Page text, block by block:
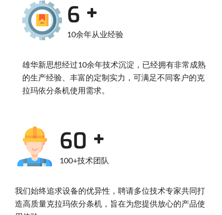
9
10余年从业经验
雄华新思想经过10余年技术沉淀，已经拥有非常成熟
的生产经验、丰富的定制实力，可满足不同客户的克
拉玛依分条机使用需求。
93
100+技术团队
我们始终追求设备的优异性，聘请多位技术专家共同打
造高质量克拉玛依分条机，旨在为您提供放心的产品使